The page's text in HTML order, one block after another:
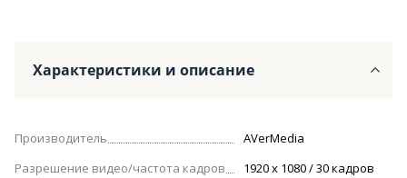
Характеристики и описание
Производитель
AVerMedia
Разрешение видео/частота кадров
1920 x 1080 / 30 кадров